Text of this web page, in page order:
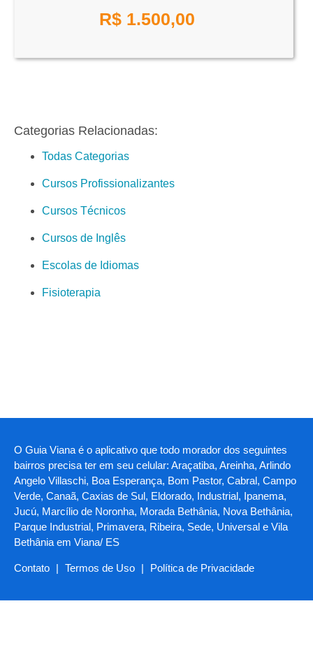
R$ 1.500,00
Categorias Relacionadas:
Todas Categorias
Cursos Profissionalizantes
Cursos Técnicos
Cursos de Inglês
Escolas de Idiomas
Fisioterapia
O Guia Viana é o aplicativo que todo morador dos seguintes
bairros precisa ter em seu celular: Araçatiba, Areinha, Arlindo
Angelo Villaschi, Boa Esperança, Bom Pastor, Cabral, Campo
Verde, Canaã, Caxias de Sul, Eldorado, Industrial, Ipanema,
Jucú, Marcílio de Noronha, Morada Bethânia, Nova Bethânia,
Parque Industrial, Primavera, Ribeira, Sede, Universal e Vila
Bethânia em Viana/ ES
Contato | Termos de Uso | Política de Privacidade